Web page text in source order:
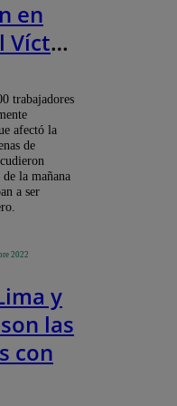
en
Víctor
de
trabajadores
afectó la
de
la mañana
a ser
2022
y
las
con